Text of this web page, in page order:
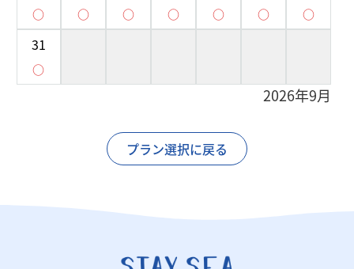
○ ○ ○ ○ ○ ○ ○
31
○
2026年9月
プラン選択に戻る